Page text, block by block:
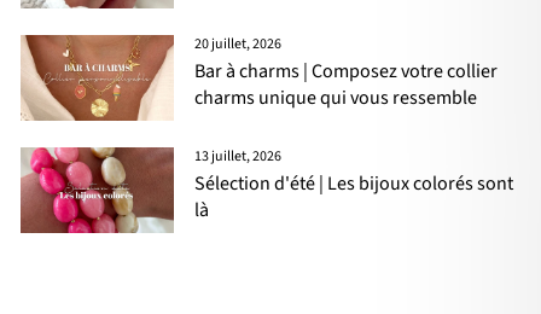
20 juillet, 2026
Bar à charms | Composez votre collier
charms unique qui vous ressemble
13 juillet, 2026
Sélection d'été | Les bijoux colorés sont
là